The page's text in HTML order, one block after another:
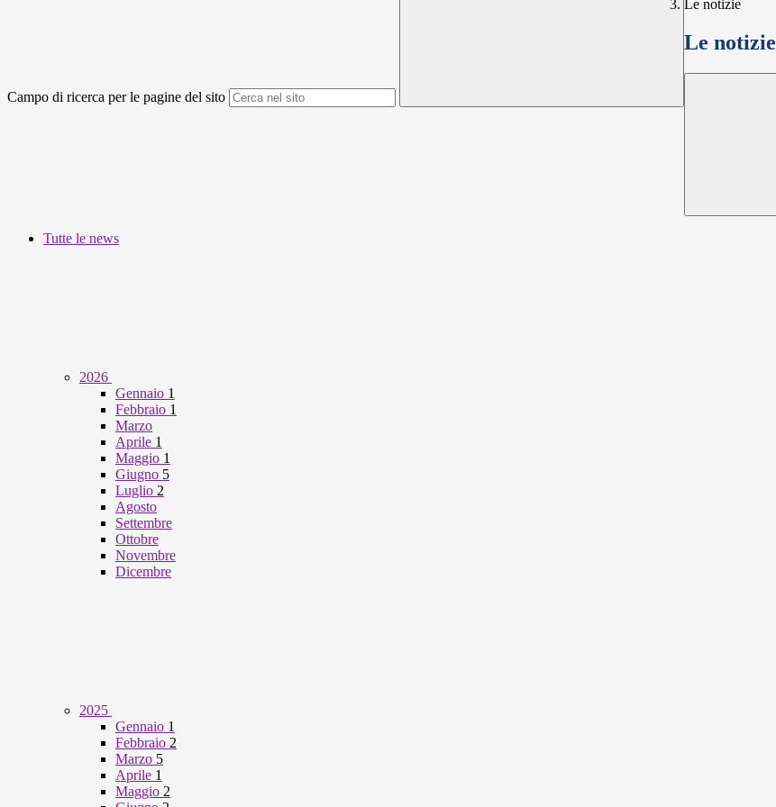
Campo di ricerca per le pagine del sito
Le notizie
Le notizie
Tutte le news
2026
Gennaio 1
Febbraio 1
Marzo
Aprile 1
Maggio 1
Giugno 5
Luglio 2
Agosto
Settembre
Ottobre
Novembre
Dicembre
2025
Gennaio 1
Febbraio 2
Marzo 5
Aprile 1
Maggio 2